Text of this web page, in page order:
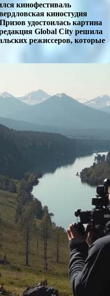
кинофестиваль
киностудия
удостоилась картина
Global City решила
режиссеров, которые